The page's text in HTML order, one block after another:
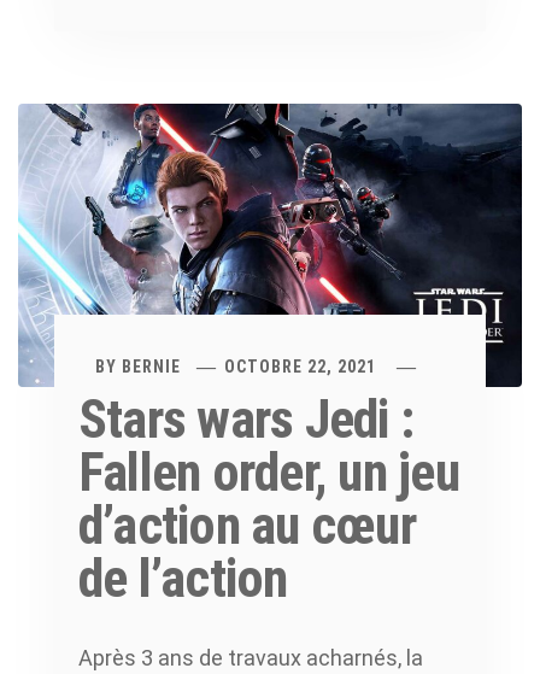
BY BERNIE OCTOBRE 22, 2021
Stars wars Jedi :
Fallen order, un jeu
d’action au cœur
de l’action
Après 3 ans de travaux acharnés, la